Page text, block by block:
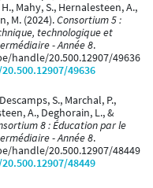
Mahy, S., Hernalesteen, A.,
M. (2024).Consortium 5 :
technologique et
- Année 8.
handle/20.500.12907/49636
49636
S., Marchal, P.,
A., Deghorain, L., &
8 : Éducation par le
- Année 8.
handle/20.500.12907/48449
48449